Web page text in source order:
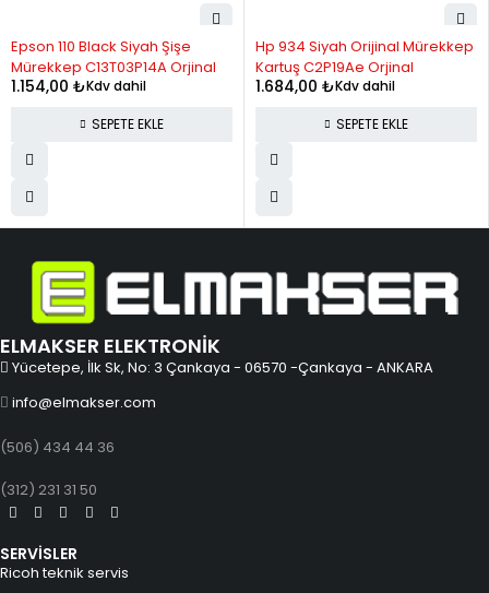
12 550.91 6,610.88
Epson 110 Black Siyah Şişe
Mürekkep C13T03P14A Orjinal
1.154,00 ₺Kdv dahil
SEPETE EKLE
Hp 934 Siyah Orijinal Mürekkep
Kartuş C2P19Ae Orjinal
1.684,00 ₺Kdv dahil
SEPETE EKLE
ELMAKSER ELEKTRONİK
Yücetepe, İlk Sk, No: 3 Çankaya - 06570 -Çankaya - ANKARA
info@elmakser.com
(506) 434 44 36
(312) 231 31 50
SERVİSLER
Ricoh teknik servis